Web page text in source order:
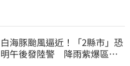
白海豚颱風逼近！「2縣市」恐
明午後發陸警 降雨紫爆區域